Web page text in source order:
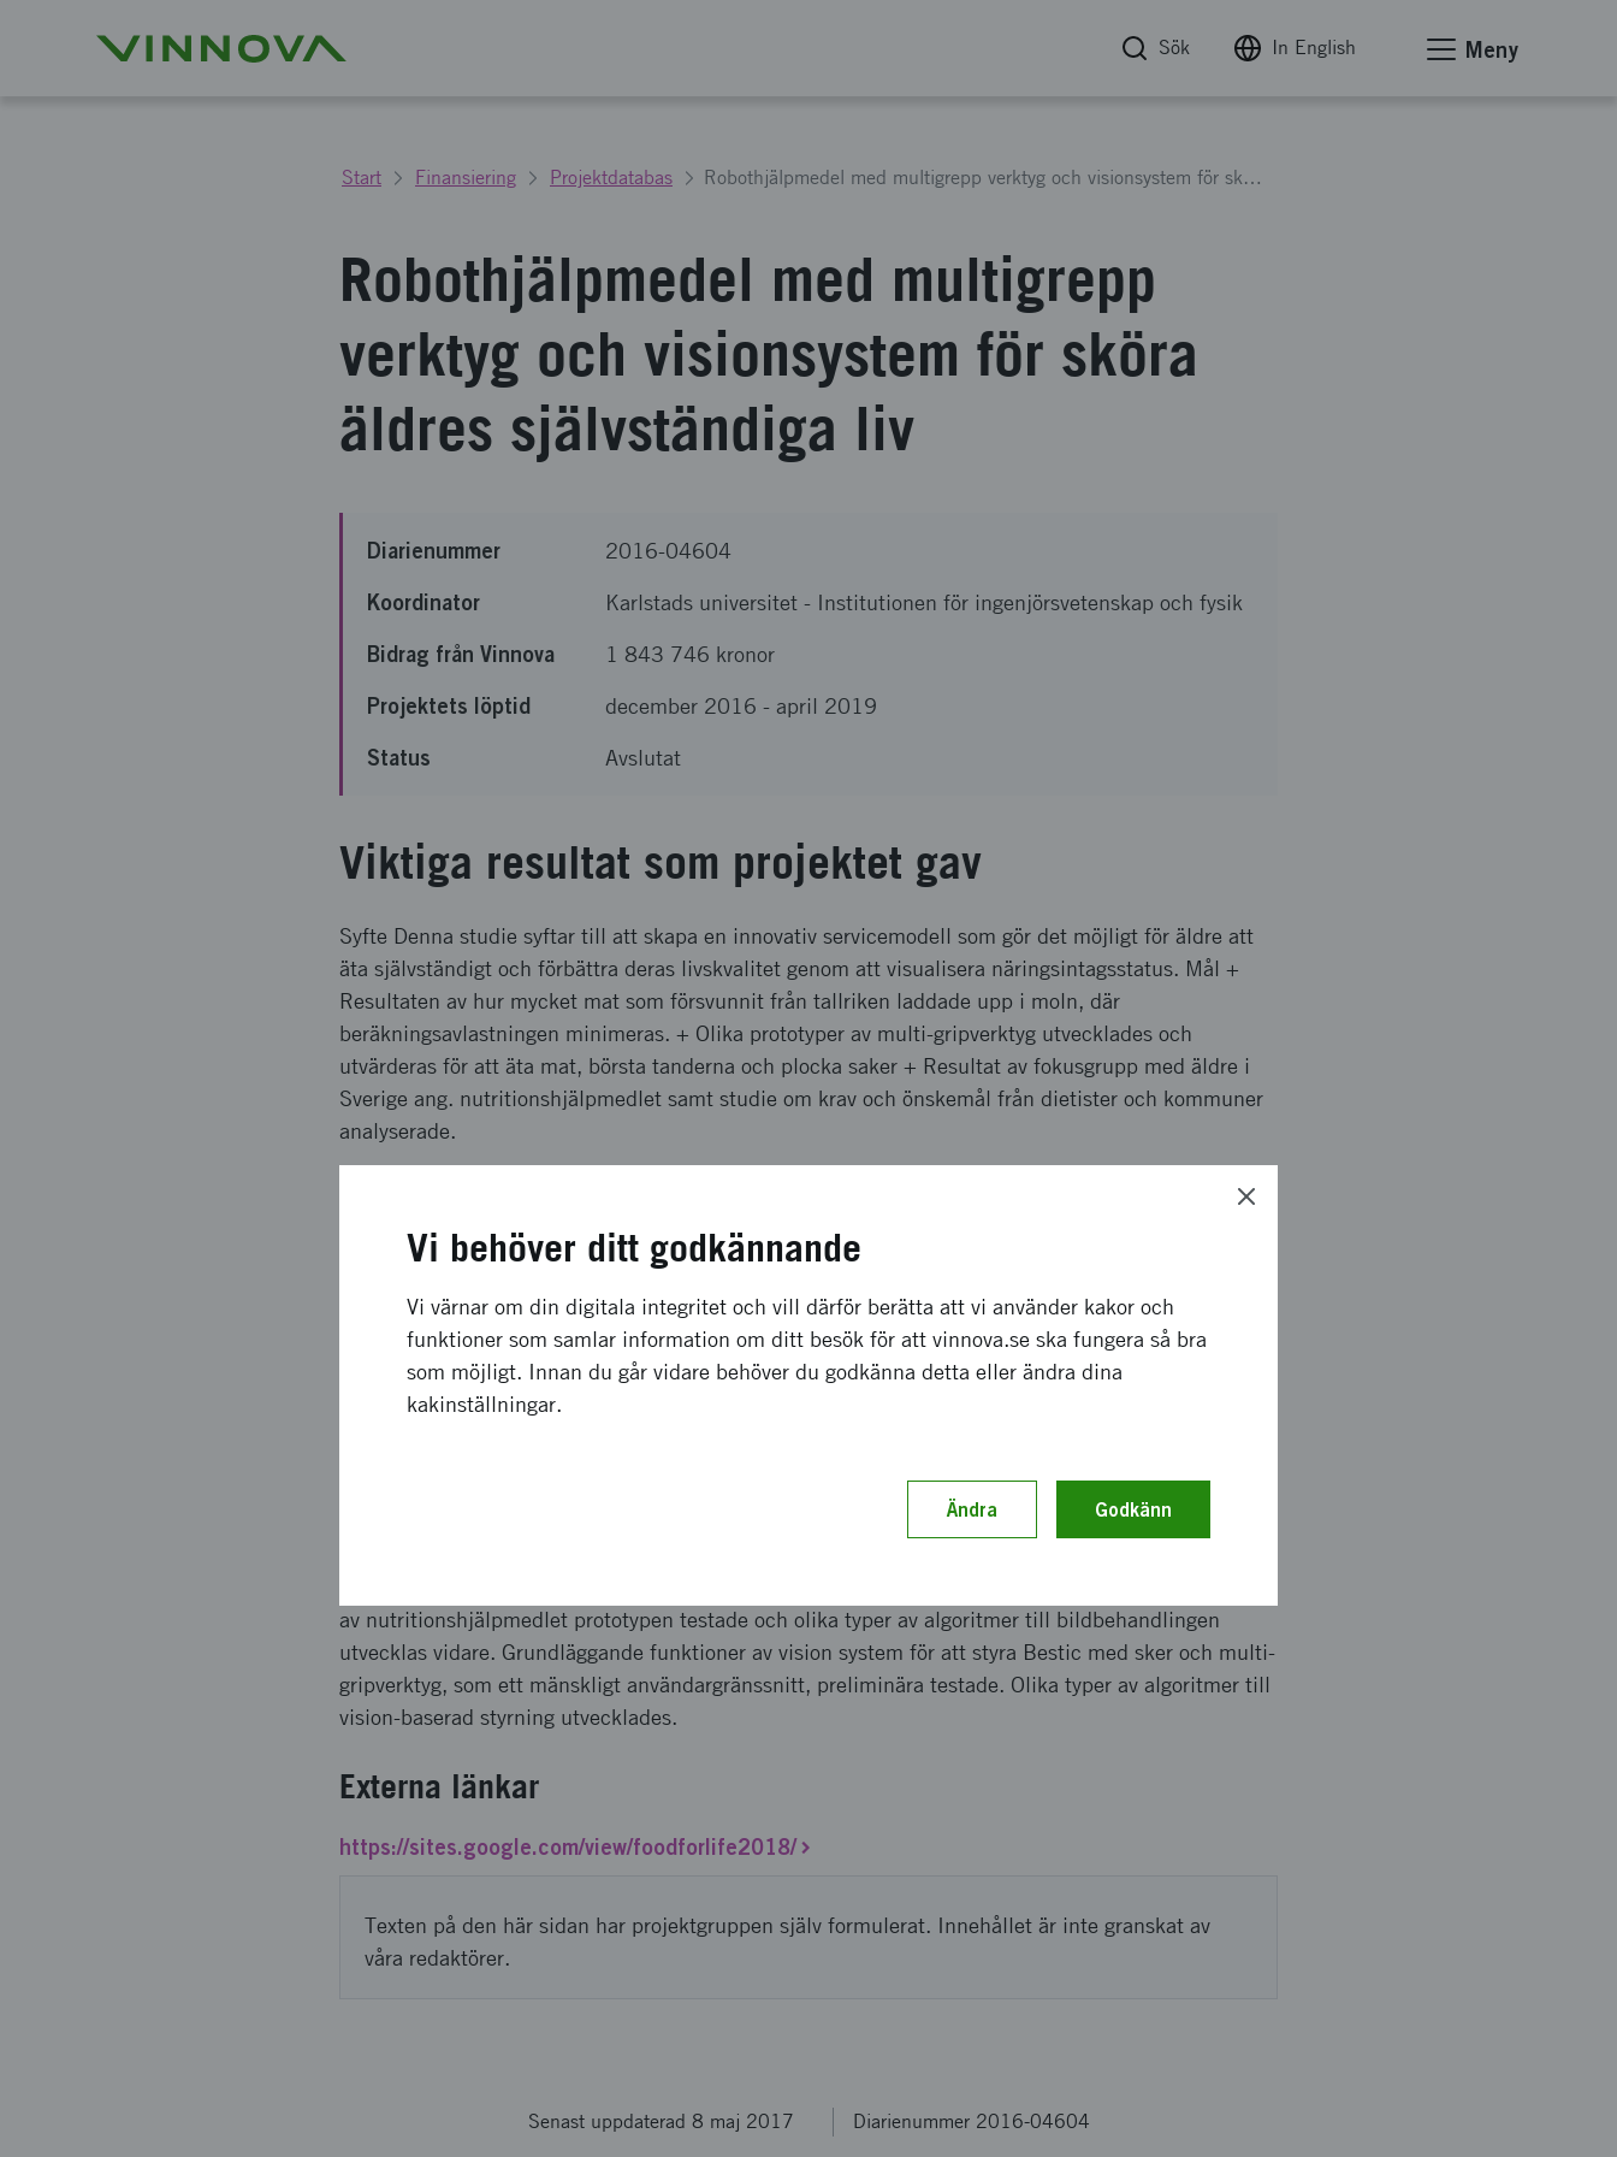
Sök In English Meny
Start Finansiering Projektdatabas Robothjälpmedel med multigrepp verktyg och visionsystem för sköra äldres självständiga liv
Robothjälpmedel med multigrepp
verktyg och visionsystem för sköra
äldres självständiga liv
Diarienummer 2016-04604
Koordinator Karlstads universitet - Institutionen för ingenjörsvetenskap och fysik
Bidrag från Vinnova 1 843 746 kronor
Projektets löptid december 2016 - april 2019
Status Avslutat
Viktiga resultat som projektet gav
Syfte Denna studie syftar till att skapa en innovativ servicemodell som gör det möjligt för äldre att
äta självständigt och förbättra deras livskvalitet genom att visualisera näringsintagsstatus. Mål +
Resultaten av hur mycket mat som försvunnit från tallriken laddade upp i moln, där
beräkningsavlastningen minimeras. + Olika prototyper av multi-gripverktyg utvecklades och
utvärderas för att äta mat, börsta tanderna och plocka saker + Resultat av fokusgrupp med äldre i
Sverige ang. nutritionshjälpmedlet samt studie om krav och önskemål från dietister och kommuner
analyserade.
mycket äldre äter det är önskvärt. Den etiskt godkänd fokusgruppen med de äldre i Sverige i
samband med Nutritionshjälpmedlet samt de krav och önskemål på enheten från nutritionist och
kommunerna kommer att ge förståelse för effekten på samhället eller hur mycket kommer det att
av nutritionshjälpmedlet prototypen testade och olika typer av algoritmer till bildbehandlingen
utvecklas vidare. Grundläggande funktioner av vision system för att styra Bestic med sker och multi-
gripverktyg, som ett mänskligt användargränssnitt, preliminära testade. Olika typer av algoritmer till
vision-baserad styrning utvecklades.
Externa länkar
https://sites.google.com/view/foodforlife2018/
Texten på den här sidan har projektgruppen själv formulerat. Innehållet är inte granskat av
våra redaktörer.
Senast uppdaterad 8 maj 2017 Diarienummer 2016-04604
Vi behöver ditt godkännande
Vi värnar om din digitala integritet och vill därför berätta att vi använder kakor och
funktioner som samlar information om ditt besök för att vinnova.se ska fungera så bra
som möjligt. Innan du går vidare behöver du godkänna detta eller ändra dina
kakinställningar.
Ändra Godkänn